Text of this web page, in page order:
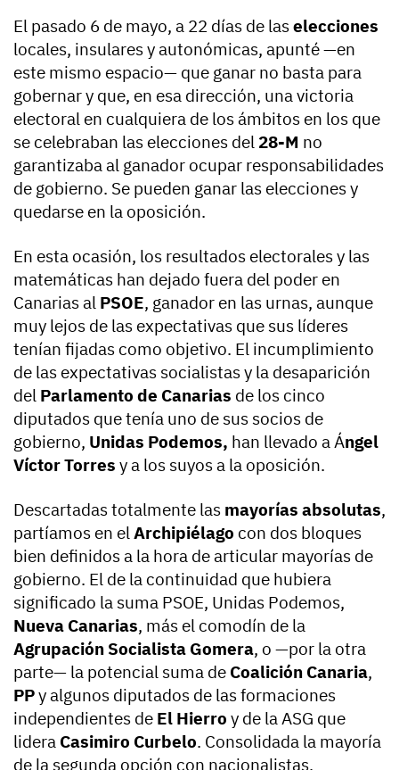
El pasado 6 de mayo, a 22 días de laselecciones
locales, insulares y autonómicas, apunté —en
este mismo espacio— que ganar no basta para
gobernar y que, en esa dirección, una victoria
electoral en cualquiera de los ámbitos en los que
se celebraban las elecciones del 28-M no
garantizaba al ganador ocupar responsabilidades
de gobierno. Se pueden ganar las elecciones y
quedarse en la oposición.
En esta ocasión, los resultados electorales y las
matemáticas han dejado fuera del poder en
Canarias al PSOE, ganador en las urnas, aunque
muy lejos de las expectativas que sus líderes
tenían fijadas como objetivo. El incumplimiento
de las expectativas socialistas y la desaparición
del Parlamento de Canarias de los cinco
diputados que tenía uno de sus socios de
gobierno, Unidas Podemos, han llevado a Ángel
Víctor Torres y a los suyos a la oposición.
Descartadas totalmente las mayorías absolutas,
partíamos en el Archipiélago con dos bloques
bien definidos a la hora de articular mayorías de
gobierno. El de la continuidad que hubiera
significado la suma PSOE, Unidas Podemos,
Nueva Canarias, más el comodín de la
Agrupación Socialista Gomera, o —por la otra
parte— la potencial suma de Coalición Canaria,
PPy algunos diputados de las formaciones
independientes de El Hierro y de la ASG que
lidera Casimiro Curbelo. Consolidada la mayoría
de la segunda opción con nacionalistas,